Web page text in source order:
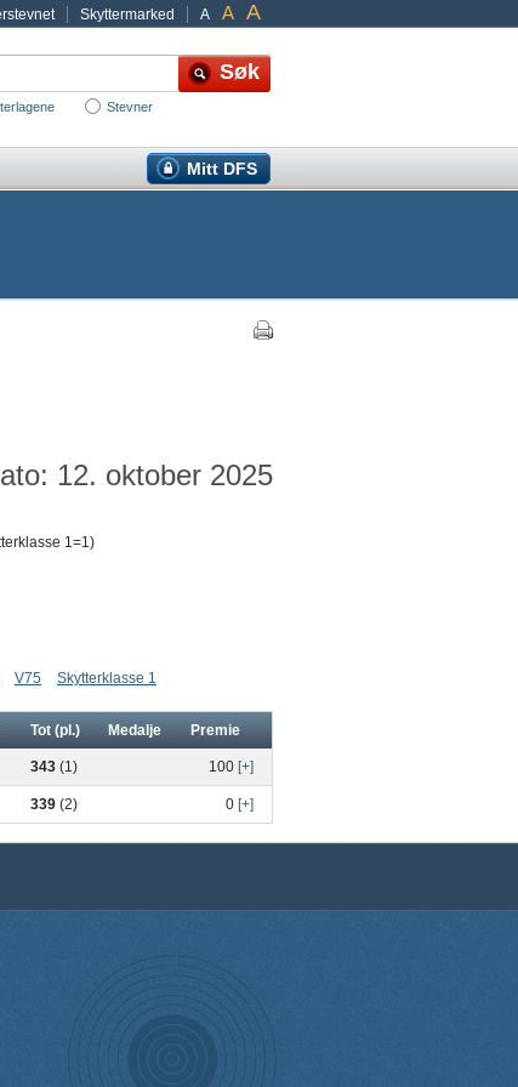
A A A
Skyttermarked
Stevner
Mitt DFS
12. oktober 2025
1=1)
V75 Skytterklasse 1
Tot (pl.) Medalje Premie
343 (1) 100 [+]
339 (2) 0 [+]